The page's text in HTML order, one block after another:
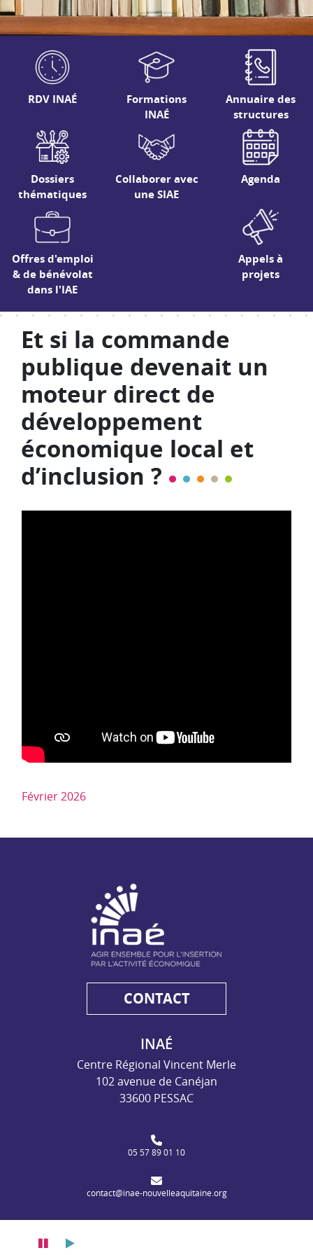
RDV INAÉ
Formations
INAÉ
Annuaire des
structures
Dossiers
thématiques
Collaborer avec
une SIAE
Agenda
Offres d'emploi
& de bénévolat
dans l'IAE
Appels à
projets
Et si la commande
publique devenait un
moteur direct de
développement
économique local et
d’inclusion ?
Février 2026
- Agir ensemble pour l'insertion par l'activité
CONTACT
INAÉ
Centre Régional Vincent Merle
102 avenue de Canéjan
33600 PESSAC
05 57 89 01 10
contact@inae-nouvelleaquitaine.org
PauseLecture